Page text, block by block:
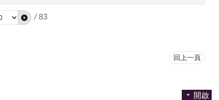
/ 83
回上一頁
開啟